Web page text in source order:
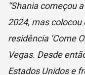
“Shania começou
2024, mas
residência ‘Come
Vegas. Desde
Estados Unidos e